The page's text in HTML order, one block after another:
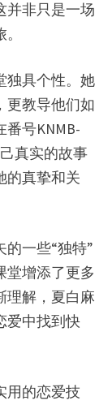
并非只是一场
独具个性。她
更教导他们如
号KNMB-
真实的故事
的真挚和关
一些“独特”
堂增添了更多
理解，夏白麻
爱中找到快
用的恋爱技